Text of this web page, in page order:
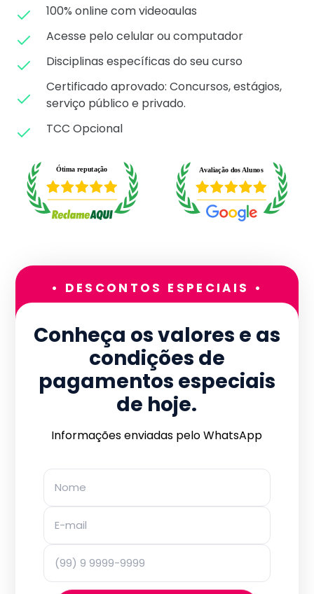
100% online com videoaulas
Acesse pelo celular ou computador
Disciplinas específicas do seu curso
Certificado aprovado: Concursos, estágios,
serviço público e privado.
TCC Opcional
• DESCONTOS ESPECIAIS •
Conheça os valores e as
condições de
pagamentos especiais
de hoje.
Informações enviadas pelo WhatsApp